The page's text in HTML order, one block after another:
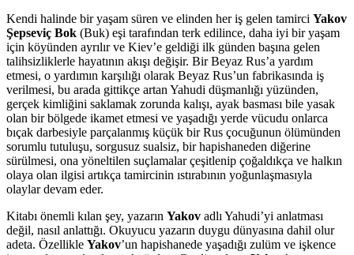
Kendi halinde bir yaşam süren ve elinden her iş gelen tamirci Yakov
Şepseviç Bok (Buk) eşi tarafından terk edilince, daha iyi bir yaşam
için köyünden ayrılır ve Kiev’e geldiği ilk günden başına gelen
talihsizliklerle hayatının akışı değişir. Bir Beyaz Rus’a yardım
etmesi, o yardımın karşılığı olarak Beyaz Rus’un fabrikasında iş
verilmesi, bu arada gittikçe artan Yahudi düşmanlığı yüzünden,
gerçek kimliğini saklamak zorunda kalışı, ayak basması bile yasak
olan bir bölgede ikamet etmesi ve yaşadığı yerde vücudu onlarca
bıçak darbesiyle parçalanmış küçük bir Rus çocuğunun ölümünden
sorumlu tutuluşu, sorgusuz sualsiz, bir hapishaneden diğerine
sürülmesi, ona yöneltilen suçlamalar çeşitlenip çoğaldıkça ve halkın
olaya olan ilgisi artıkça tamircinin ıstırabının yoğunlaşmasıyla
olaylar devam eder.
Kitabı önemli kılan şey, yazarın Yakov adlı Yahudi’yi anlatması
değil, nasıl anlattığı. Okuyucu yazarın duygu dünyasına dahil olur
adeta. Özellikle Yakov’un hapishanede yaşadığı zulüm ve işkence